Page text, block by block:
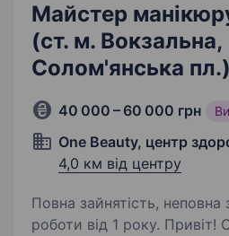
Майстер
(ст. м. Вокзальна,
Солом'янська пл.)
40 000 – 60 000 грн
One Beauty, центр
4,0 км від центру
Повна зайнятість, неповна
роботи від 1 року. Привіт! Салон «ONE beauty»